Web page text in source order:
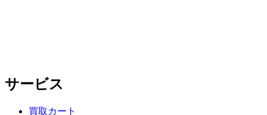
サービス
買取カート